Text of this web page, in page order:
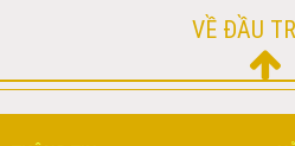
VỀ ĐẦU